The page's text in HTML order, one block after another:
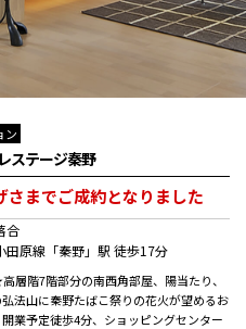
ン
ステージ秦野
さまでご成約となりました
合
田原線「秦野」駅 徒歩17分
階7階部分の南西角部屋、陽当たり、
法山に秦野たばこ祭りの花火が望めるお
業予定徒歩4分、ショッピングセンター